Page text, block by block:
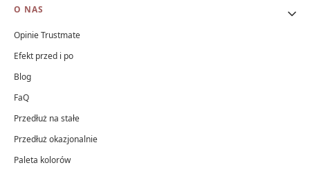
O NAS
Opinie Trustmate
Efekt przed i po
Blog
FaQ
Przedłuż na stałe
Przedłuż okazjonalnie
Paleta kolorów